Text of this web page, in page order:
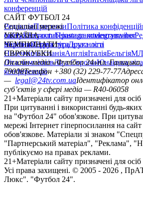
конференцій
САЙТ ФУТБОЛ 24
РедакціяПрогнозиПолітика
сайтуКонтактиПравила коментування
політикаСтруктура власності
Соціальні мережі
facebookxyoutubeinstagramtelegramviber
УКРАЇНА
УкраїнаПерша лігаДруга ліга
ЧЕМПІОНАТИ
НімеччинаІспаніяАнгліяІталіяБельгія
ЄВРОКУБКИ
Ліга чемпіонівЛіга ЄвропиЮнацька
конференцій
Онлайн-медіа «Футбол 24»пл.
79008Телефон +380 (32) 229-77-77
— legal@24tv.com.uaІдентифікатор
суб’єктів у сфері медіа — R40-06058
21+Матеріали сайту призначені для
При цитуванні і використанні будь-
на "Футбол 24" обов'язкове. При
мережі Інтернет гіперпосилання на сайт
обов'язкове. Матеріали зі знаком
"Партнерський матеріал", "Реклама",
публікуємо на правах реклами.
21+Матеріали сайту призначені для
Усi права захищенi. © 2005 - 2026 , ПрАТ
Люкс". "Футбол 24".